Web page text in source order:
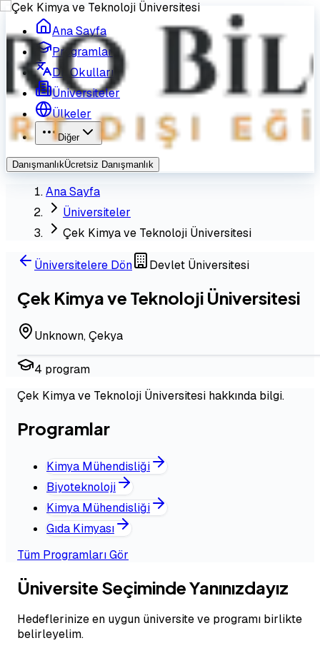
Ana Sayfa
Programlar
Dil Okulları
Üniversiteler
Ülkeler
Diğer
DanışmanlıkÜcretsiz Danışmanlık
Ana Sayfa
Üniversiteler
Çek Kimya ve Teknoloji Üniversitesi
Üniversitelere Dön Devlet Üniversitesi
Çek Kimya ve Teknoloji Üniversitesi
Unknown,Çekya
4 program
Çek Kimya ve Teknoloji Üniversitesi hakkında bilgi.
Programlar
Kimya Mühendisliği
Biyoteknoloji
Kimya Mühendisliği
Gıda Kimyası
Tüm Programları Gör
Üniversite Seçiminde Yanınızdayız
Hedeflerinize en uygun üniversite ve programı birlikte
belirleyelim.